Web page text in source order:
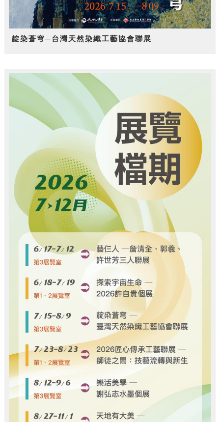
靛染蒼穹─台灣天然染織工藝協會聯展